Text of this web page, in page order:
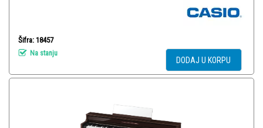
Šifra: 18457
Na stanju
DODAJ U KORPU